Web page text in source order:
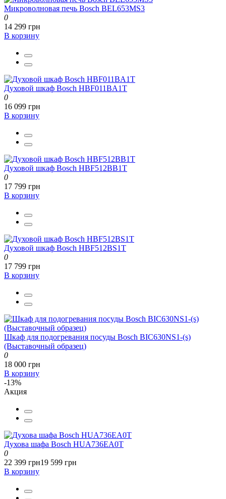
Микроволновая печь Bosch BEL653MS3
0
14 299 грн
В корзину
Духовой шкаф Bosch HBF011BA1T
0
16 099 грн
В корзину
Духовой шкаф Bosch HBF512BB1T
0
17 799 грн
В корзину
Духовой шкаф Bosch HBF512BS1T
0
17 799 грн
В корзину
Шкаф для подогревания посуды Bosch BIC630NS1-(s)
(Выставочный образец)
0
18 000 грн
В корзину
-13%
Акция
Духова шафа Bosch HUA736EA0T
0
22 399 грн19 599 грн
В корзину